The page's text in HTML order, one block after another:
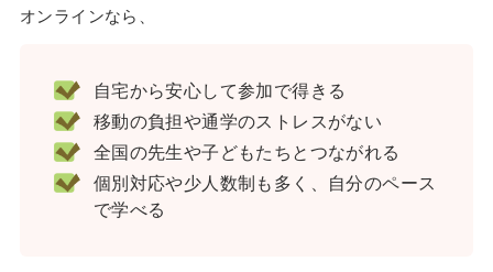
オンラインなら、
自宅から安心して参加で得きる
移動の負担や通学のストレスがない
全国の先生や子どもたちとつながれる
個別対応や少人数制も多く、自分のペース
で学べる